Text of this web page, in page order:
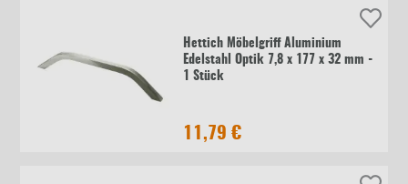
Hettich Möbelgriff Aluminium
Edelstahl Optik 7,8 x 177 x 32 mm -
1 Stück
11,79 €